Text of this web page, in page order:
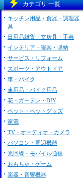
カテゴリ 一覧
キッチン用品・食器・調理器
具
日用品雑貨・文房具・手芸
インテリア・寝具・収納
サービス・リフォーム
スポーツ・アウトドア
車・バイク
車用品・バイク用品
花・ガーデン・DIY
ペット・ペットグッズ
家電
TV・オーディオ・カメラ
パソコン・周辺機器
光回線・モバイル通信
おもちゃ・ゲーム
楽器・音響機器